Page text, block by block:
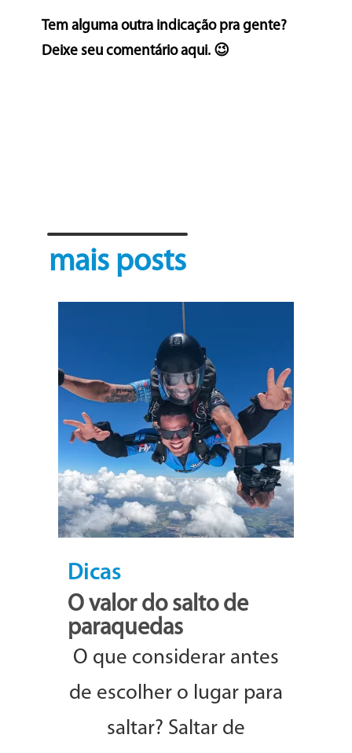
Tem alguma outra indicação pra gente?
Deixe seu comentário aqui. 😉
mais posts
Dicas
O valor do salto de
paraquedas
O que considerar antes
de escolher o lugar para
saltar? Saltar de